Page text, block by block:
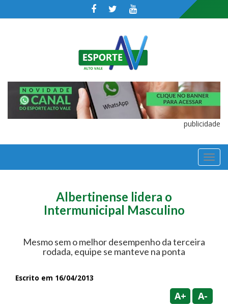
publicidade
Albertinense lidera o
Intermunicipal Masculino
Mesmo sem o melhor desempenho da terceira
rodada, equipe se manteve na ponta
Escrito em 16/04/2013
A+ A-